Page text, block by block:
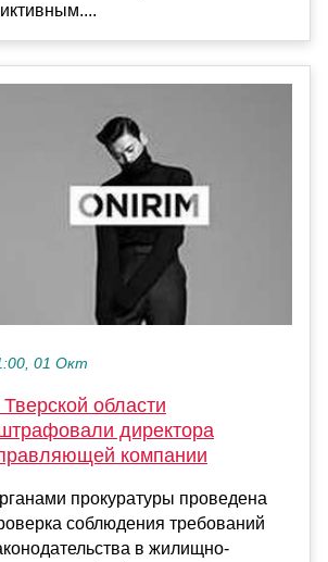
01 Окт
области
директора
компании
прокуратуры проведена
соблюдения требований
в жилищно-